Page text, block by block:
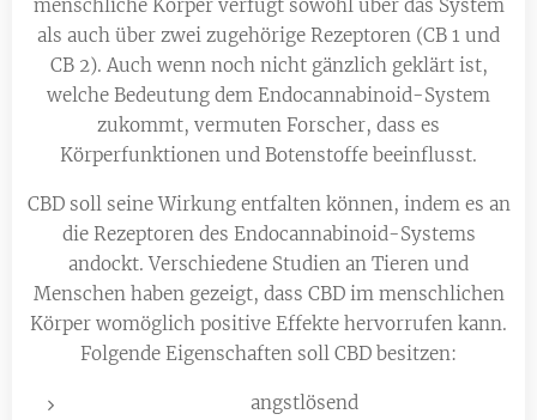
menschliche Körper verfügt sowohl über das System
als auch über zwei zugehörige Re­zep­to­ren (CB 1 und
CB 2). Auch wenn noch nicht gänzlich geklärt ist,
welche Bedeutung dem Endocannabinoid-System
zukommt, vermuten Forscher, dass es
Körperfunktionen und Bo­ten­stoffe beeinflusst.
CBD soll seine Wirkung entfalten können, indem es an
die Rezeptoren des Endocannabinoid-Sys­tems
andockt. Verschiedene Studien an Tieren und
Menschen haben gezeigt, dass CBD im menschlichen
Körper womöglich positive Ef­fek­te hervorrufen kann.
Folgende Ei­gen­schaf­ten soll CBD besitzen:
angstlösend